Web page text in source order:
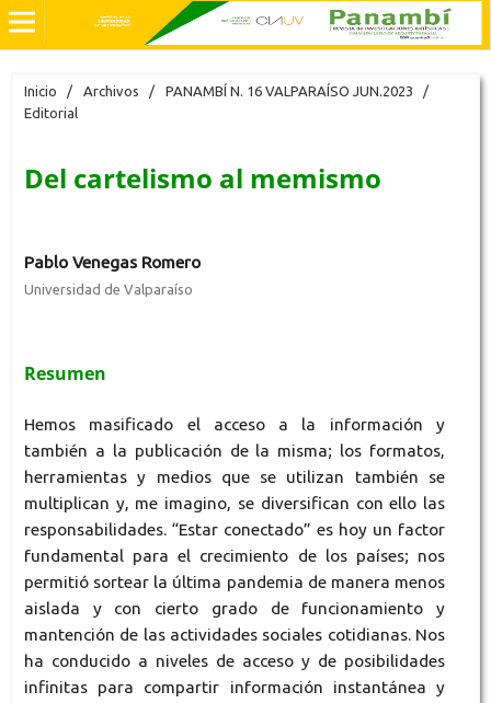
Inicio / Archivos / PANAMBÍ N. 16 VALPARAÍSO JUN.2023
/
Editorial
Del cartelismo al memismo
Pablo Venegas Romero
Universidad de Valparaíso
Resumen
Hemos masificado el acceso a la información y
también a la publicación de la misma; los formatos,
herramientas y medios que se utilizan también se
multiplican y, me imagino, se diversifican con ello las
responsabilidades. “Estar conectado” es hoy un factor
fundamental para el crecimiento de los países; nos
permitió sortear la última pandemia de manera menos
aislada y con cierto grado de funcionamiento y
mantención de las actividades sociales cotidianas. Nos
ha conducido a niveles de acceso y de posibilidades
infinitas para compartir información instantánea y